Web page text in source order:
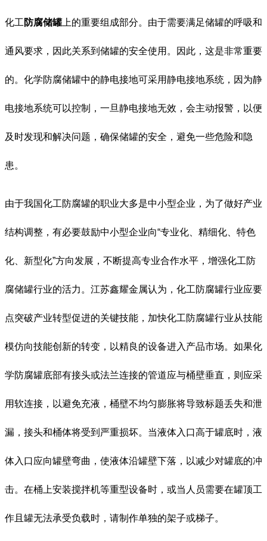
化工 防腐储罐上的重要组成部分。由于需要满足储罐的呼吸和
通风要求，因此关系到储罐的安全使用。因此，这是非常重要
的。化学防腐储罐中的静电接地可采用静电接地系统，因为静
电接地系统可以控制，一旦静电接地无效，会主动报警，以便
及时发现和解决问题，确保储罐的安全，避免一些危险和隐
患。
由于我国化工防腐罐的职业大多是中小型企业，为了做好产业
结构调整，有必要鼓励中小型企业向“专业化、精细化、特色
化、新型化”方向发展，不断提高专业合作水平，增强化工防
腐储罐行业的活力。江苏鑫耀金属认为，化工防腐罐行业应要
点突破产业转型促进的关键技能，加快化工防腐罐行业从技能
模仿向技能创新的转变，以精良的设备进入产品市场。如果化
学防腐罐底部有接头或法兰连接的管道应与桶壁垂直，则应采
用软连接，以避免充液，桶壁不均匀膨胀将导致标题丢失和泄
漏，接头和桶体将受到严重损坏。当液体入口高于罐底时，液
体入口应向罐壁弯曲，使液体沿罐壁下落，以减少对罐底的冲
击。在桶上安装搅拌机等重型设备时，或当人员需要在罐顶工
作且罐无法承受负载时，请制作单独的架子或梯子。